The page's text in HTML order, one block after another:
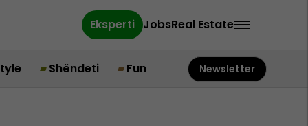
Eksperti JobsReal Estate
Shëndeti Fun Newsletter